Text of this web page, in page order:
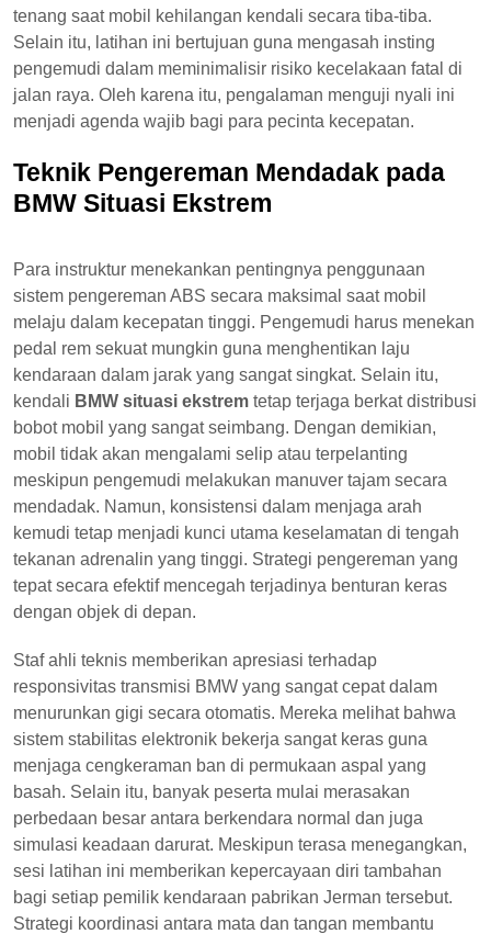
tenang saat mobil kehilangan kendali secara tiba-tiba.
Selain itu, latihan ini bertujuan guna mengasah insting
pengemudi dalam meminimalisir risiko kecelakaan fatal di
jalan raya. Oleh karena itu, pengalaman menguji nyali ini
menjadi agenda wajib bagi para pecinta kecepatan.
Teknik Pengereman Mendadak pada
BMW Situasi Ekstrem
Para instruktur menekankan pentingnya penggunaan
sistem pengereman ABS secara maksimal saat mobil
melaju dalam kecepatan tinggi. Pengemudi harus menekan
pedal rem sekuat mungkin guna menghentikan laju
kendaraan dalam jarak yang sangat singkat. Selain itu,
kendali BMW situasi ekstrem tetap terjaga berkat distribusi
bobot mobil yang sangat seimbang. Dengan demikian,
mobil tidak akan mengalami selip atau terpelanting
meskipun pengemudi melakukan manuver tajam secara
mendadak. Namun, konsistensi dalam menjaga arah
kemudi tetap menjadi kunci utama keselamatan di tengah
tekanan adrenalin yang tinggi. Strategi pengereman yang
tepat secara efektif mencegah terjadinya benturan keras
dengan objek di depan.
Staf ahli teknis memberikan apresiasi terhadap
responsivitas transmisi BMW yang sangat cepat dalam
menurunkan gigi secara otomatis. Mereka melihat bahwa
sistem stabilitas elektronik bekerja sangat keras guna
menjaga cengkeraman ban di permukaan aspal yang
basah. Selain itu, banyak peserta mulai merasakan
perbedaan besar antara berkendara normal dan juga
simulasi keadaan darurat. Meskipun terasa menegangkan,
sesi latihan ini memberikan kepercayaan diri tambahan
bagi setiap pemilik kendaraan pabrikan Jerman tersebut.
Strategi koordinasi antara mata dan tangan membantu